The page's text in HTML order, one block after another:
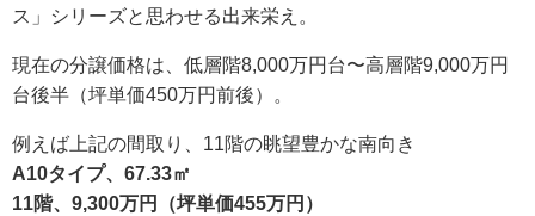
ス」シリーズと思わせる出来栄え。
現在の分譲価格は、低層階8,000万円台〜高層階9,000万円
台後半（坪単価450万円前後）。
例えば上記の間取り、11階の眺望豊かな南向き
A10タイプ、67.33㎡
11階、9,300万円（坪単価455万円）